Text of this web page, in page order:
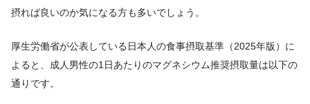
摂れば良いのか気になる方も多いでしょう。
厚生労働省が公表している日本人の食事摂取基準（2025年版）に
よると、成人男性の1日あたりのマグネシウム推奨摂取量は以下の
通りです。